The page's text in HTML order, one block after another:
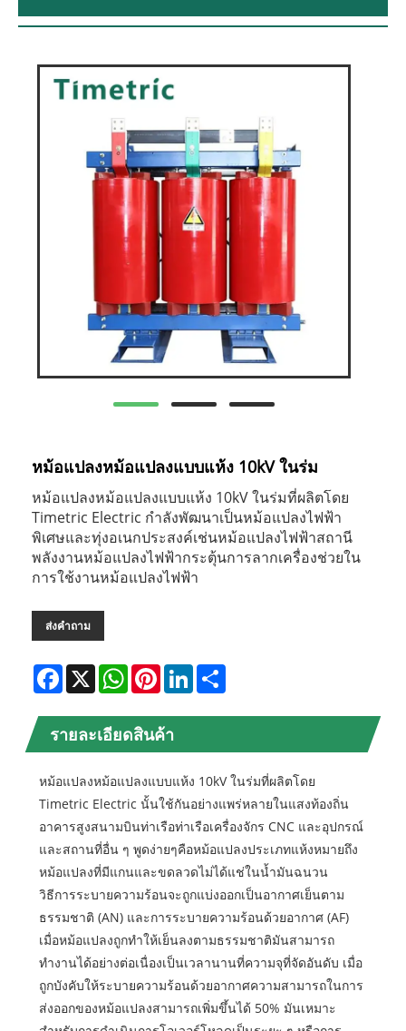
หม้อแปลงหม้อแปลงแบบแห้ง 10kV ในร่ม
หม้อแปลงหม้อแปลงแบบแห้ง 10kV ในร่มที่ผลิตโดย
Timetric Electric กำลังพัฒนาเป็นหม้อแปลงไฟฟ้า
พิเศษและทุ่งอเนกประสงค์เช่นหม้อแปลงไฟฟ้าสถานี
พลังงานหม้อแปลงไฟฟ้ากระตุ้นการลากเครื่องช่วยใน
การใช้งานหม้อแปลงไฟฟ้า
ส่งคำถาม
Facebook
X WhatsAppPinterestLinkedIn
รายละเอียดสินค้า
หม้อแปลงหม้อแปลงแบบแห้ง 10kV ในร่มที่ผลิตโดย
Timetric Electric นั้นใช้กันอย่างแพร่หลายในแสงท้องถิ่น
อาคารสูงสนามบินท่าเรือท่าเรือเครื่องจักร CNC และอุปกรณ์
และสถานที่อื่น ๆ พูดง่ายๆคือหม้อแปลงประเภทแห้งหมายถึง
หม้อแปลงที่มีแกนและขดลวดไม่ได้แช่ในน้ำมันฉนวน
วิธีการระบายความร้อนจะถูกแบ่งออกเป็นอากาศเย็นตาม
ธรรมชาติ (AN) และการระบายความร้อนด้วยอากาศ (AF)
เมื่อหม้อแปลงถูกทำให้เย็นลงตามธรรมชาติมันสามารถ
ทำงานได้อย่างต่อเนื่องเป็นเวลานานที่ความจุที่จัดอันดับ เมื่อ
ถูกบังคับให้ระบายความร้อนด้วยอากาศความสามารถในการ
ส่งออกของหม้อแปลงสามารถเพิ่มขึ้นได้ 50% มันเหมาะ